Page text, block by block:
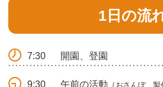
1日の流
7:30 開園、登園
9:30 午前の活動 （おさんぽ、